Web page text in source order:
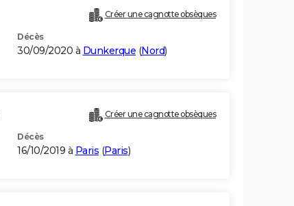
Créer une cagnotte obsèques
Décès
30/09/2020 à Dunkerque (Nord)
Créer une cagnotte obsèques
Décès
16/10/2019 à Paris (Paris)